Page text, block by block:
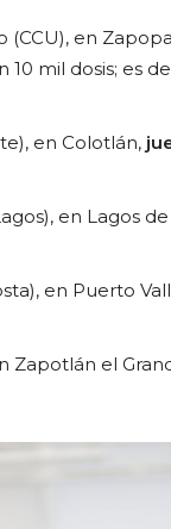
en
10 mil dosis; es
en Colotlán,
en Lagos
en Puerto
Zapotlán el